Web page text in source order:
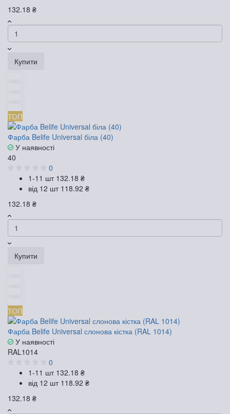
132.18 ₴
Купити
ТОП
Фарба Belife Universal біла (40)
У наявності
40
0
1-11 шт 132.18 ₴
від 12 шт 118.92 ₴
132.18 ₴
Купити
ТОП
Фарба Belife Universal слонова кістка (RAL 1014)
У наявності
RAL1014
0
1-11 шт 132.18 ₴
від 12 шт 118.92 ₴
132.18 ₴